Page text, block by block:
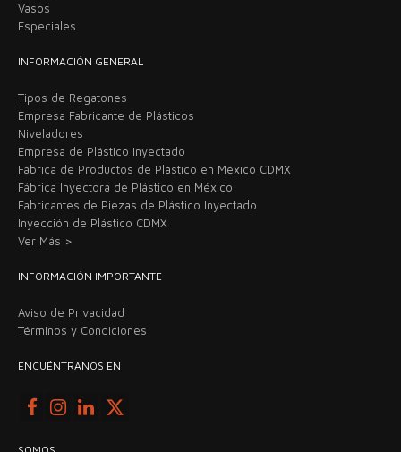
Vasos
Especiales
INFORMACIÓN GENERAL
Tipos de Regatones
Empresa Fabricante de Plásticos
Niveladores
Empresa de Plástico Inyectado
Fábrica de Productos de Plástico en México CDMX
Fábrica Inyectora de Plástico en México
Fabricantes de Piezas de Plástico Inyectado
Inyección de Plástico CDMX
Ver Más >
INFORMACIÓN IMPORTANTE
Aviso de Privacidad
Términos y Condiciones
ENCUÉNTRANOS EN